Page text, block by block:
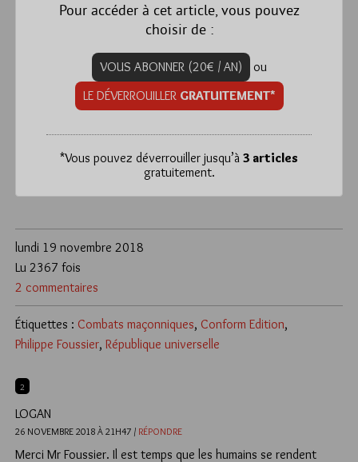
Pour accéder à cet article, vous pouvez
choisir de :
VOUS ABONNER (20€ / AN)
ou
LE DÉVERROUILLER GRATUITEMENT*
*Vous pouvez déverrouiller jusqu’à 3 articles
gratuitement.
lundi 19 novembre 2018
2 commentaires
Lu 2367 fois
Étiquettes : Combats maçonniques, Conform Edition,
Philippe Foussier, République universelle
2
LOGAN
26 NOVEMBRE 2018 À 21H47 / RÉPONDRE
Merci Mr Foussier. Il est temps que les humains se rendent